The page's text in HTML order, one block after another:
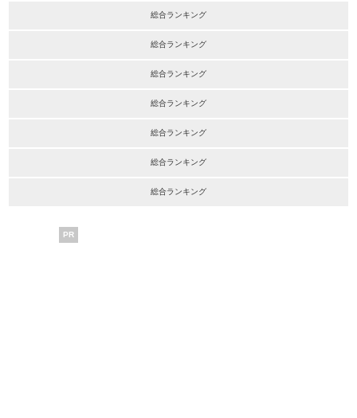
総合ランキング
総合ランキング
総合ランキング
総合ランキング
総合ランキング
総合ランキング
総合ランキング
PR